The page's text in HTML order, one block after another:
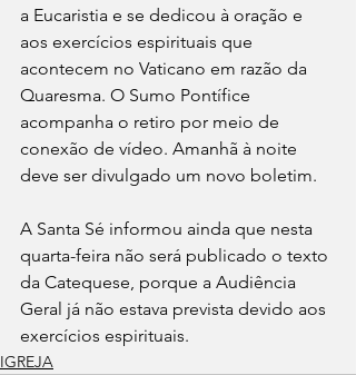
a Eucaristia e se dedicou à oração e
aos exercícios espirituais que
acontecem no Vaticano em razão da
Quaresma. O Sumo Pontífice
acompanha o retiro por meio de
conexão de vídeo. Amanhã à noite
deve ser divulgado um novo boletim.
A Santa Sé informou ainda que nesta
quarta-feira não será publicado o texto
da Catequese, porque a Audiência
Geral já não estava prevista devido aos
exercícios espirituais.
IGREJA